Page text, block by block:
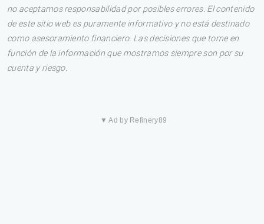
no aceptamos responsabilidad por posibles errores. El contenido
de este sitio web es puramente informativo y no está destinado
como asesoramiento financiero. Las decisiones que tome en
función de la información que mostramos siempre son por su
cuenta y riesgo.
▼ Ad by Refinery89